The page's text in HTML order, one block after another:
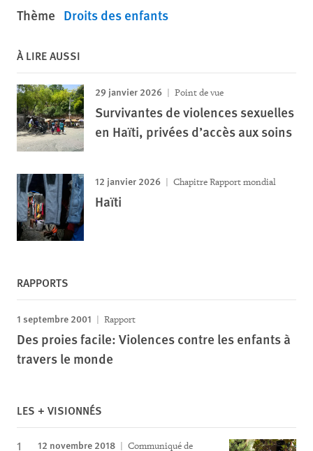
Thème Droits des enfants
À LIRE AUSSI
29 janvier 2026 Point de vue
Survivantes de violences sexuelles
en Haïti, privées d’accès aux soins
12 janvier 2026 Chapitre Rapport mondial
Haïti
RAPPORTS
1 septembre 2001 Rapport
Des proies facile: Violences contre les enfants à
travers le monde
LES + VISIONNÉS
12 novembre 2018
Communiqué de